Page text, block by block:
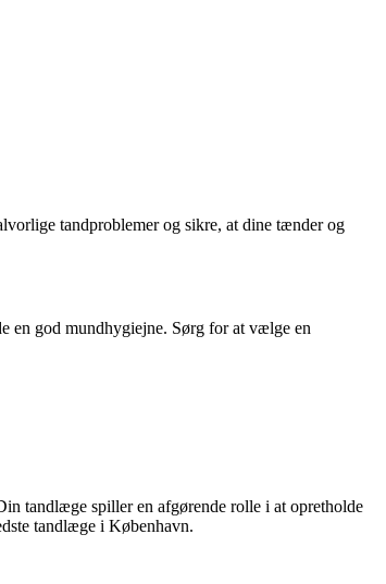
tandproblemer og sikre, at dine tænder og
en god mundhygiejne. Sørg for at vælge en
tandlæge spiller en afgørende rolle i at opretholde
tandlæge i København.